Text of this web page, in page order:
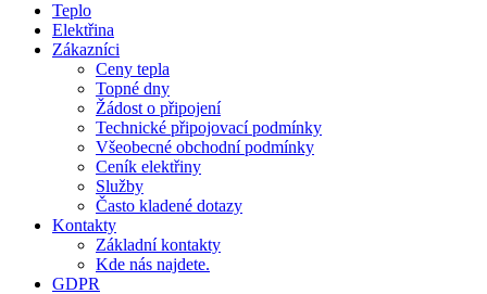
Teplo
Elektřina
Zákazníci
Ceny tepla
Topné dny
Žádost o připojení
Technické připojovací podmínky
Všeobecné obchodní podmínky
Ceník elektřiny
Služby
Často kladené dotazy
Kontakty
Základní kontakty
Kde nás najdete.
GDPR